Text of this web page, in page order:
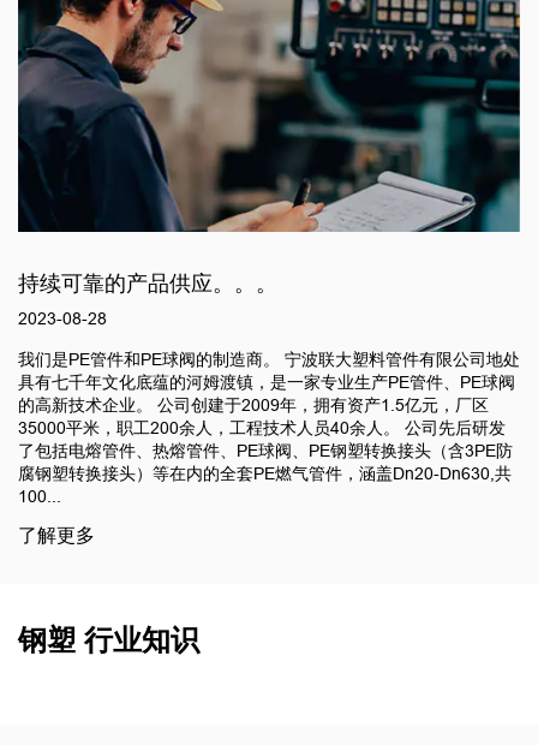
管件有限公司地处
PE管件、PE球阀
1.5亿元，厂区
。 公司先后研发
换接头（含3PE防
盖Dn20-Dn630,共
持续可靠的产品供应。。。
我们是PE管件和PE球阀的制造商。 宁波联大
具有七千年文化底蕴的河姆渡镇，是一家专业
的高新技术企业。 公司创建于2009年，拥有
35000平米，职工200余人，工程技术人员40
了包括电熔管件、热熔管件、PE球阀、PE钢
腐钢塑转换接头）等在内的全套PE燃气管件，
钢塑 行业知识